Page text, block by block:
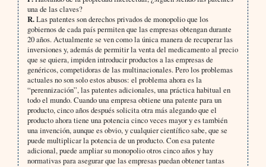
una de las claves?
R.Las patentes son derechos privados de monopolio que los
gobiernos de cada país permiten que las empresas obtengan durante
20 años. Actualmente se ven como la única manera de recuperar las
inversiones y, además de permitir la venta del medicamento al precio
que se quiera, impiden introducir productos a las empresas de
genéricos, competidoras de las multinacionales. Pero los problemas
actuales no son solo estos abusos: el problema ahora es la
“perennización”, las patentes adicionales, una práctica habitual en
todo el mundo. Cuando una empresa obtiene una patente para un
producto, cinco años después solicita otra más alegando que el
producto ahora tiene una potencia cinco veces mayor y es también
una invención, aunque es obvio, y cualquier científico sabe, que se
puede multiplicar la potencia de un producto. Con esa patente
adicional, puede ampliar su monopolio otros cinco años y hay
normativas para asegurar que las empresas puedan obtener tantas